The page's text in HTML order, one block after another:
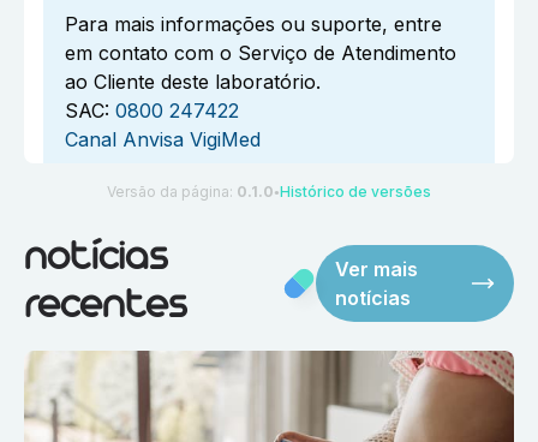
Para mais informações ou suporte, entre
em contato com o Serviço de Atendimento
ao Cliente deste laboratório.
SAC: 0800 247422
Canal Anvisa VigiMed
Versão da página: 0.1.0 ●Histórico de versões
notícias
recentes
Ver mais
notícias